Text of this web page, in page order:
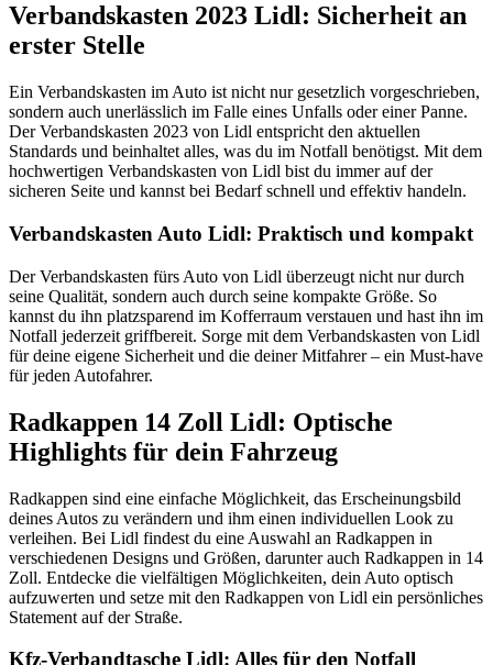
Verbandskasten 2023 Lidl: Sicherheit an
erster Stelle
Ein Verbandskasten im Auto ist nicht nur gesetzlich vorgeschrieben,
sondern auch unerlässlich im Falle eines Unfalls oder einer Panne.
Der Verbandskasten 2023 von Lidl entspricht den aktuellen
Standards und beinhaltet alles, was du im Notfall benötigst. Mit dem
hochwertigen Verbandskasten von Lidl bist du immer auf der
sicheren Seite und kannst bei Bedarf schnell und effektiv handeln.
Verbandskasten Auto Lidl: Praktisch und kompakt
Der Verbandskasten fürs Auto von Lidl überzeugt nicht nur durch
seine Qualität, sondern auch durch seine kompakte Größe. So
kannst du ihn platzsparend im Kofferraum verstauen und hast ihn im
Notfall jederzeit griffbereit. Sorge mit dem Verbandskasten von Lidl
für deine eigene Sicherheit und die deiner Mitfahrer – ein Must-have
für jeden Autofahrer.
Radkappen 14 Zoll Lidl: Optische
Highlights für dein Fahrzeug
Radkappen sind eine einfache Möglichkeit, das Erscheinungsbild
deines Autos zu verändern und ihm einen individuellen Look zu
verleihen. Bei Lidl findest du eine Auswahl an Radkappen in
verschiedenen Designs und Größen, darunter auch Radkappen in 14
Zoll. Entdecke die vielfältigen Möglichkeiten, dein Auto optisch
aufzuwerten und setze mit den Radkappen von Lidl ein persönliches
Statement auf der Straße.
Kfz-Verbandtasche Lidl: Alles für den Notfall